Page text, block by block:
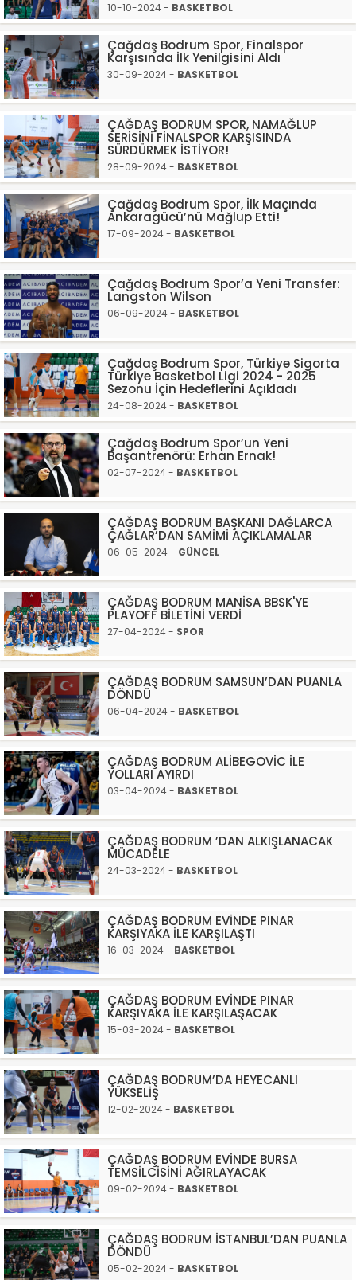
10-10-2024 - BASKETBOL
Çağdaş Bodrum Spor, Finalspor
Karşısında İlk Yenilgisini Aldı
30-09-2024 - BASKETBOL
ÇAĞDAŞ BODRUM SPOR, NAMAĞLUP
SERİSİNİ FİNALSPOR KARŞISINDA
SÜRDÜRMEK İSTİYOR!
28-09-2024 - BASKETBOL
Çağdaş Bodrum Spor, İlk Maçında
Ankaragücü’nü Mağlup Etti!
17-09-2024 - BASKETBOL
Çağdaş Bodrum Spor’a Yeni Transfer:
Langston Wilson
06-09-2024 - BASKETBOL
Çağdaş Bodrum Spor, Türkiye Sigorta
Türkiye Basketbol Ligi 2024 - 2025
Sezonu İçin Hedeflerini Açıkladı
24-08-2024 - BASKETBOL
Çağdaş Bodrum Spor’un Yeni
Başantrenörü: Erhan Ernak!
02-07-2024 - BASKETBOL
ÇAĞDAŞ BODRUM BAŞKANI DAĞLARCA
ÇAĞLAR’DAN SAMİMİ AÇIKLAMALAR
06-05-2024 - GÜNCEL
ÇAĞDAŞ BODRUM MANİSA BBSK'YE
PLAYOFF BİLETİNİ VERDİ
27-04-2024 - SPOR
ÇAĞDAŞ BODRUM SAMSUN’DAN PUANLA
DÖNDÜ
06-04-2024 - BASKETBOL
ÇAĞDAŞ BODRUM ALİBEGOVİC İLE
YOLLARI AYIRDI
03-04-2024 - BASKETBOL
ÇAĞDAŞ BODRUM ’DAN ALKIŞLANACAK
MÜCADELE
24-03-2024 - BASKETBOL
ÇAĞDAŞ BODRUM EVİNDE PINAR
KARŞIYAKA İLE KARŞILAŞTI
16-03-2024 - BASKETBOL
ÇAĞDAŞ BODRUM EVİNDE PINAR
KARŞIYAKA İLE KARŞILAŞACAK
15-03-2024 - BASKETBOL
ÇAĞDAŞ BODRUM’DA HEYECANLI
YÜKSELİŞ
12-02-2024 - BASKETBOL
ÇAĞDAŞ BODRUM EVİNDE BURSA
TEMSİLCİSİNİ AĞIRLAYACAK
09-02-2024 - BASKETBOL
ÇAĞDAŞ BODRUM İSTANBUL’DAN PUANLA
DÖNDÜ
05-02-2024 - BASKETBOL